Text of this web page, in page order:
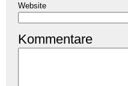
Website
Kommentare